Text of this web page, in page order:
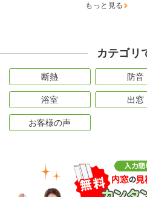
もっと見る
カテゴリ
断熱 防音
浴室 出窓
お客様の声